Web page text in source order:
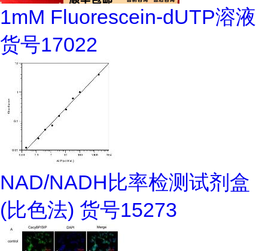
1mM Fluorescein-dUTP溶液
货号17022
NAD/NADH比率检测试剂盒
(比色法) 货号15273